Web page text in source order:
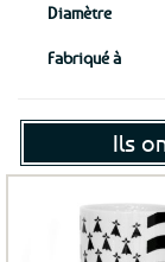
Diamètre
Fabriqué à
Ils